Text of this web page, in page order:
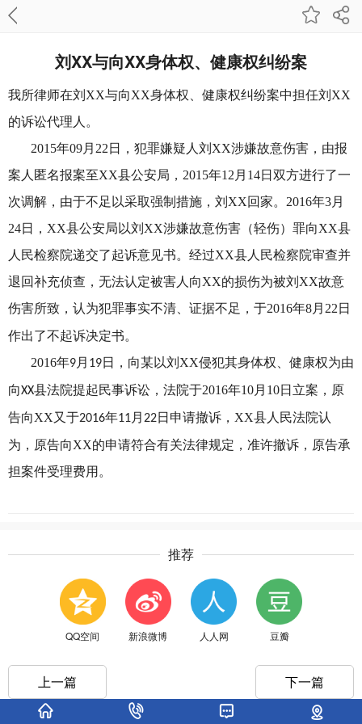
刘XX与向XX身体权、健康权纠纷案
我所律师在刘XX与向XX身体权、健康权纠纷案中担任刘XX
的诉讼代理人。
2015年09月22日，犯罪嫌疑人刘XX涉嫌故意伤害，由报
案人匿名报案至XX县公安局，2015年12月14日双方进行了一
次调解，由于不足以采取强制措施，刘XX回家。2016年3月
24日，XX县公安局以刘XX涉嫌故意伤害（轻伤）罪向XX县
人民检察院递交了起诉意见书。经过XX县人民检察院审查并
退回补充侦查，无法认定被害人向XX的损伤为被刘XX故意
伤害所致，认为犯罪事实不清、证据不足，于2016年8月22日
作出了不起诉决定书。
2016年9月 19日，向某以刘XX侵犯其身体权、健康权为由
向XX县法院提起民事诉讼，法院于2016年10月10日立案，原
告向XX又于2016年11月 22日申请撤诉，XX县人民法院认
为，原告向XX的申请符合有关法律规定，准许撤诉，原告承
担案件受理费用。
推荐
QQ空间 新浪微博 人人网 豆瓣
上一篇 下一篇